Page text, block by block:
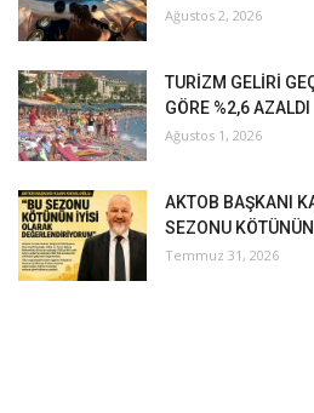
Ağustos 2, 2026
TURİZM GELİRİ
GÖRE %2,6 AZALDI
Ağustos 1, 2026
AKTOB BAŞKANI
SEZONU
Temmuz 31, 2026